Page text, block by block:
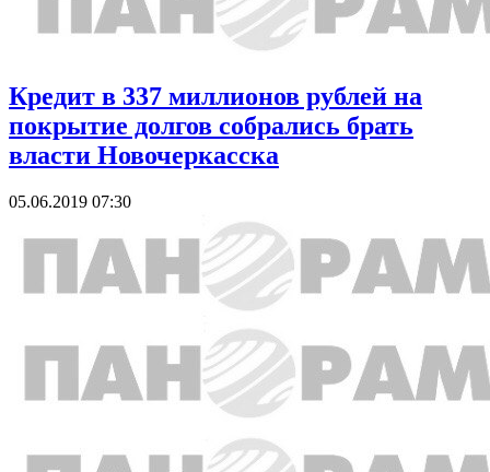
Кредит в 337 миллионов рублей на
покрытие долгов собрались брать
власти Новочеркасска
05.06.2019 07:30